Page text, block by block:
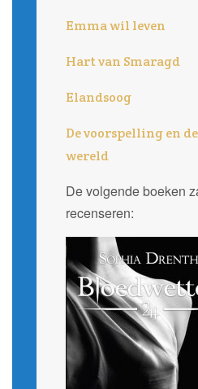
Emma wil leven
Hart van Smaragd
Elandsoog
De voorspelling en
wereld
De volgende boeken
recenseren: